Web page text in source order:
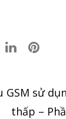
GSM sử
thấp –